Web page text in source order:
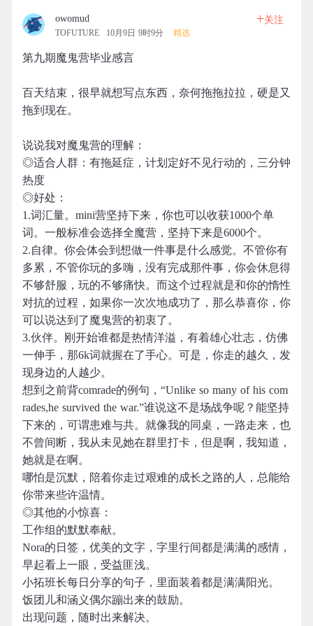
owomud
TOFUTURE 10月9日 9时9分 精选
+关注
第九期魔鬼营毕业感言
百天结束，很早就想写点东西，奈何拖拖拉拉，硬是又
拖到现在。
说说我对魔鬼营的理解：
◎适合人群：有拖延症，计划定好不见行动的，三分钟
热度
◎好处：
1.词汇量。mini营坚持下来，你也可以收获1000个单
词。一般标准会选择全魔营，坚持下来是6000个。
2.自律。你会体会到想做一件事是什么感觉。不管你有
多累，不管你玩的多嗨，没有完成那件事，你会休息得
不够舒服，玩的不够痛快。而这个过程就是和你的惰性
对抗的过程，如果你一次次地成功了，那么恭喜你，你
可以说达到了魔鬼营的初衷了。
3.伙伴。刚开始谁都是热情洋溢，有着雄心壮志，仿佛
一伸手，那6k词就握在了手心。可是，你走的越久，发
现身边的人越少。
想到之前背comrade的例句，“Unlike so many of his com
rades,he survived the war.”谁说这不是场战争呢？能坚持
下来的，可谓患难与共。就像我的同桌，一路走来，也
不曾间断，我从未见她在群里打卡，但是啊，我知道，
她就是在啊。
哪怕是沉默，陪着你走过艰难的成长之路的人，总能给
你带来些许温情。
◎其他的小惊喜：
工作组的默默奉献。
Nora的日签，优美的文字，字里行间都是满满的感情，
早起看上一眼，受益匪浅。
小拓班长每日分享的句子，里面装着都是满满阳光。
饭团儿和涵义偶尔蹦出来的鼓励。
出现问题，随时出来解决。